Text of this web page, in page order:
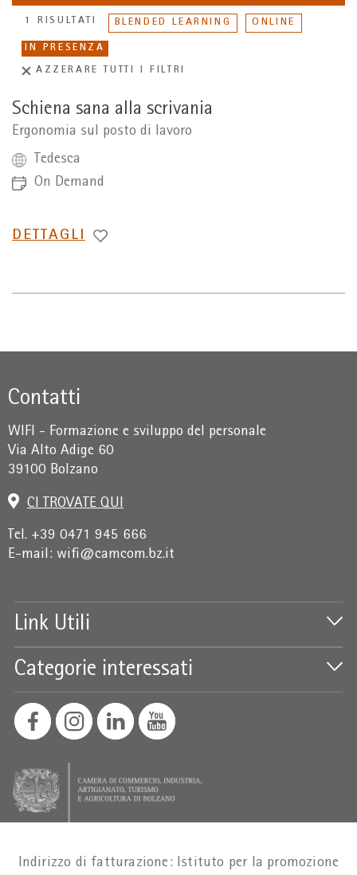
1 RISULTATI BLENDED LEARNING ONLINE
IN PRESENZA
AZZERARE TUTTI I FILTRI
Schiena sana alla scrivania
Ergonomia sul posto di lavoro
Tedesca
On Demand
PASSA
DETTAGLI
Contatti
WIFI - Formazione e sviluppo del personale
Via Alto Adige 60
39100 Bolzano
CI TROVATE QUI
Tel. +39 0471 945 666
E-mail: wifi@camcom.bz.it
Link Utili
Categorie interessati
Indirizzo di fatturazione: Istituto per la promozione